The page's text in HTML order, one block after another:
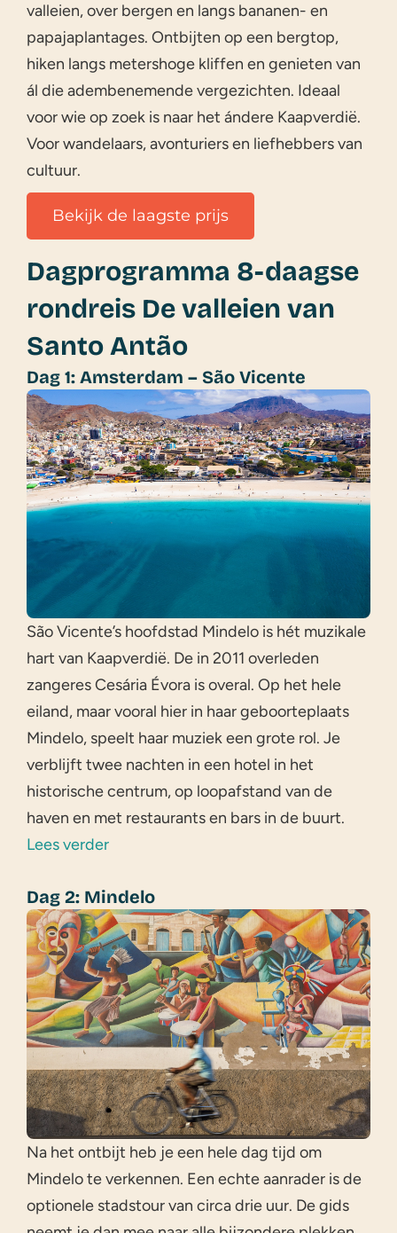
valleien, over bergen en langs bananen- en
papajaplantages. Ontbijten op een bergtop,
hiken langs metershoge kliffen en genieten van
ál die adembenemende vergezichten. Ideaal
voor wie op zoek is naar het ándere Kaapverdië.
Voor wandelaars, avonturiers en liefhebbers van
cultuur.
Bekijk de laagste prijs
Dagprogramma 8-daagse
rondreis De valleien van
Santo Antão
Dag 1: Amsterdam – São Vicente
São Vicente’s hoofdstad Mindelo is hét muzikale
hart van Kaapverdië. De in 2011 overleden
zangeres Cesária Évora is overal. Op het hele
eiland, maar vooral hier in haar geboorteplaats
Mindelo, speelt haar muziek een grote rol. Je
verblijft twee nachten in een hotel in het
historische centrum, op loopafstand van de
haven en met restaurants en bars in de buurt.
Lees verder
Dag 2: Mindelo
Na het ontbijt heb je een hele dag tijd om
Mindelo te verkennen. Een echte aanrader is de
optionele stadstour van circa drie uur. De gids